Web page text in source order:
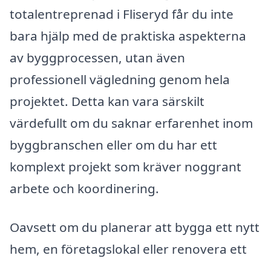
totalentreprenad i Fliseryd får du inte
bara hjälp med de praktiska aspekterna
av byggprocessen, utan även
professionell vägledning genom hela
projektet. Detta kan vara särskilt
värdefullt om du saknar erfarenhet inom
byggbranschen eller om du har ett
komplext projekt som kräver noggrant
arbete och koordinering.
Oavsett om du planerar att bygga ett nytt
hem, en företagslokal eller renovera ett